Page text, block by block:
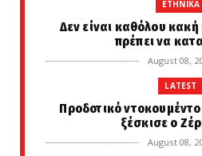
ETHNIKA
Δεν είναι καθόλου
πρέπει να
August 08,
LATEST
Προδοτικό
ξέσκισε ο
August 08,